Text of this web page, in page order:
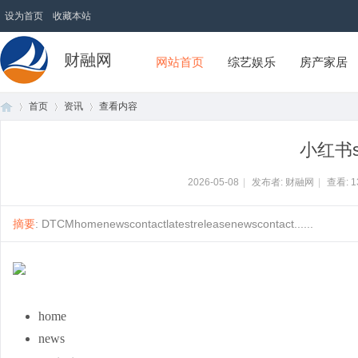
设为首页 收藏本站
财融网 网站首页 综艺娱乐 房产家居
首页 资讯 查看内容
小红书
2026-05-08 发布者: 财融网 查看:
摘要: DTCMhomenewscontactlatestreleasenewscontact......
home
news